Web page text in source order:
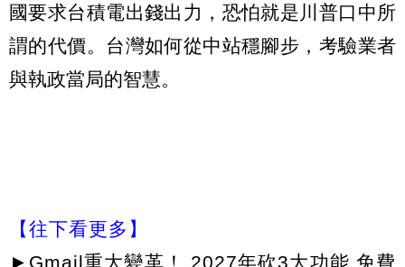
國要求台積電出錢出力，恐怕就是川普口中所
謂的代價。台灣如何從中站穩腳步，考驗業者
與執政當局的智慧。
【往下看更多】
► Gmail重大變革！ 2027年砍3大功能 免費